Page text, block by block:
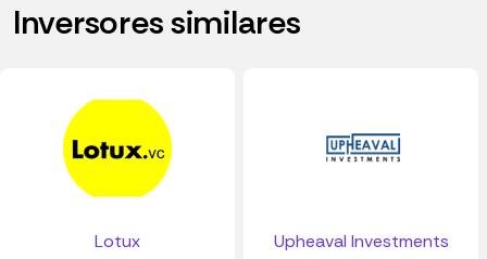
Inversores similares
Lotux Upheaval Investments